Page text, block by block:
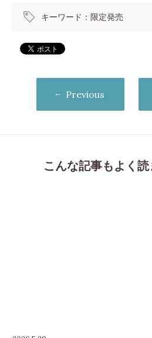
キーワード： 限定発売
Previous
こんな記事もよく